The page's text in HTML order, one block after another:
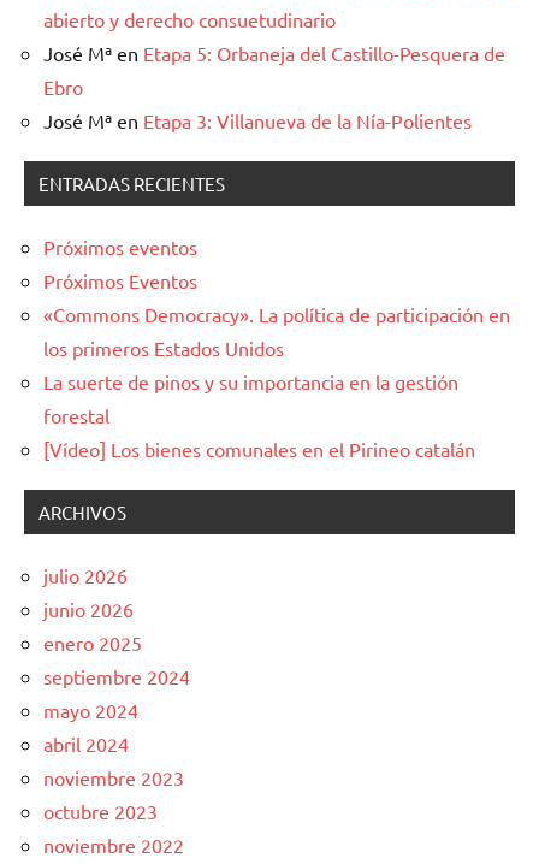
abierto y derecho consuetudinario
José Mª en Etapa 5: Orbaneja del Castillo-Pesquera de
Ebro
José Mª en Etapa 3: Villanueva de la Nía-Polientes
ENTRADAS RECIENTES
Próximos eventos
Próximos Eventos
«Commons Democracy». La política de participación en
los primeros Estados Unidos
La suerte de pinos y su importancia en la gestión
forestal
[Vídeo] Los bienes comunales en el Pirineo catalán
ARCHIVOS
julio 2026
junio 2026
enero 2025
septiembre 2024
mayo 2024
abril 2024
noviembre 2023
octubre 2023
noviembre 2022